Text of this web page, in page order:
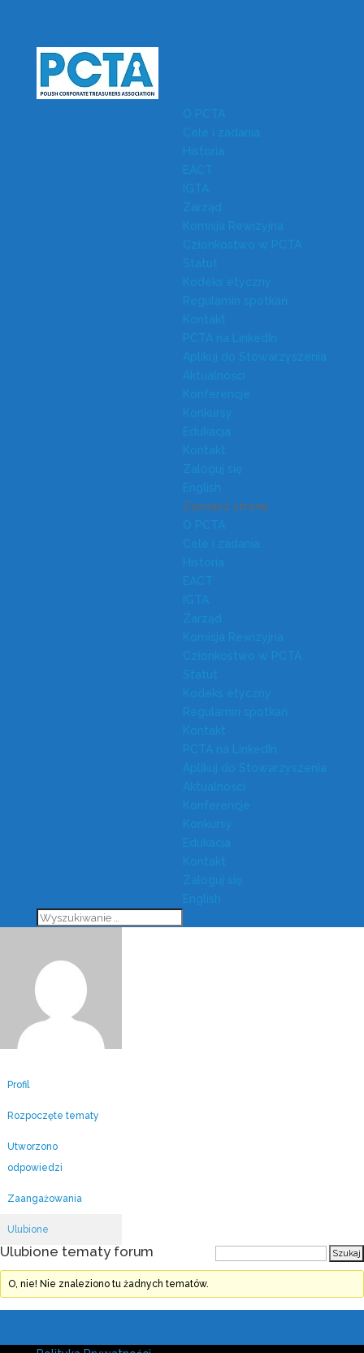
O PCTA
Cele i zadania
Historia
EACT
IGTA
Zarząd
Komisja Rewizyjna
Członkostwo w PCTA
Statut
Kodeks etyczny
Regulamin spotkań
Kontakt
PCTA na LinkedIn
Aplikuj do Stowarzyszenia
Aktualności
Konferencje
Konkursy
Edukacja
Kontakt
Zaloguj się
English
Zaznacz stronę
O PCTA
Cele i zadania
Historia
EACT
IGTA
Zarząd
Komisja Rewizyjna
Członkostwo w PCTA
Statut
Kodeks etyczny
Regulamin spotkań
Kontakt
PCTA na LinkedIn
Aplikuj do Stowarzyszenia
Aktualności
Konferencje
Konkursy
Edukacja
Kontakt
Zaloguj się
English
Profil
Rozpoczęte tematy
Utworzono
odpowiedzi
Zaangażowania
Ulubione
Ulubione tematy forum
O, nie! Nie znaleziono tu żadnych tematów.